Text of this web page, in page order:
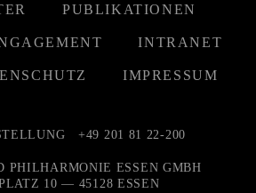
PUBLIKATIONEN
INTRANET
IMPRESSUM
+49 201 81 22-200
PHILHARMONIE ESSEN GMBH
10 — 45128 ESSEN